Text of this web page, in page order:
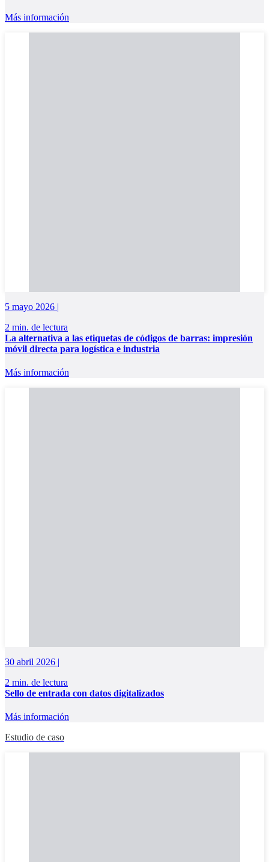
Más información
5 mayo 2026 |
2 min. de lectura
La alternativa a las etiquetas de códigos de barras: impresión
móvil directa para logística e industria
Más información
30 abril 2026 |
2 min. de lectura
Sello de entrada con datos digitalizados
Más información
Estudio de caso